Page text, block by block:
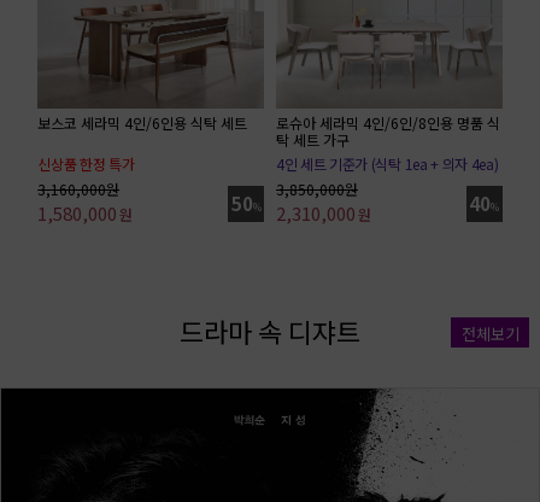
보스코 세라믹 4인/6인용 식탁 세트
신상품 한정 특가
6인 세트 기준가(6인식탁 + 의자 3ea + 벤치)
50%
3,160,000원
1,580,000원
로슈아 세라믹 4인/6인/8인용 명품 식
탁 세트 가구
4인 세트 기준가 (식탁 1ea + 의자 4ea)
40%
3,850,000원
2,310,000원
드라마 속 디쟈트 전체보기